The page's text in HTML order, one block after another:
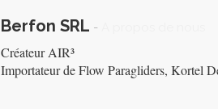
Berfon SRL -
Créateur AIR³
Importateur de Flow Paragliders, Kortel